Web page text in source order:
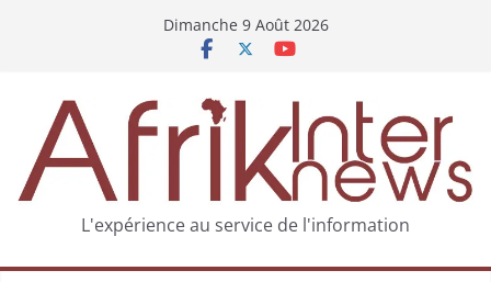
Dimanche 9 Août 2026
L'expérience au service de l'information